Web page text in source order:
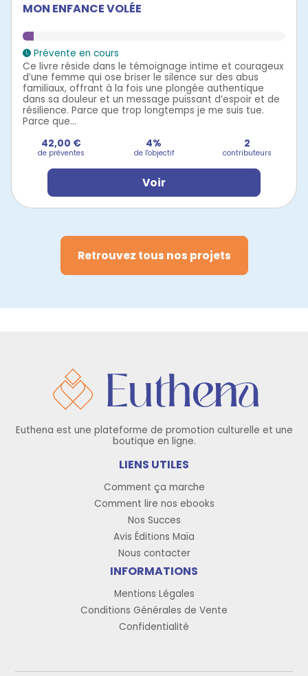
MON ENFANCE VOLÉE
Prévente en cours
Ce livre réside dans le témoignage intime et courageux
d’une femme qui ose briser le silence sur des abus
familiaux, offrant à la fois une plongée authentique
dans sa douleur et un message puissant d’espoir et de
résilience. Parce que trop longtemps je me suis tue.
Parce que...
42,00 €
de préventes
4%
de l'objectif
2
contributeurs
Voir
Retrouvez tous nos projets
Euthena est une plateforme de promotion culturelle et une
boutique en ligne.
LIENS UTILES
Comment ça marche
Comment lire nos ebooks
Nos Succes
Avis Éditions Maïa
Nous contacter
INFORMATIONS
Mentions Légales
Conditions Générales de Vente
Confidentialité